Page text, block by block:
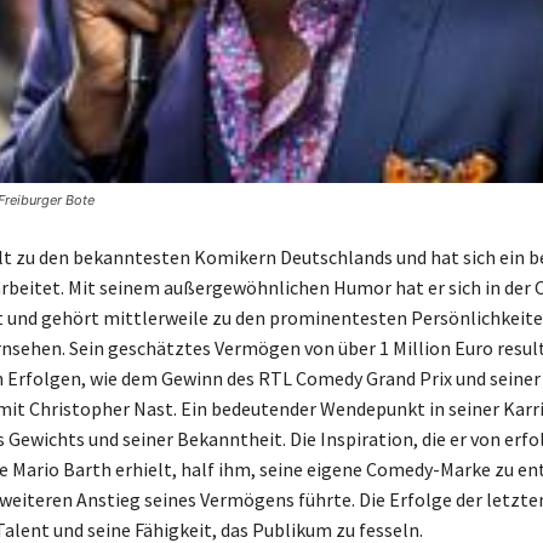
Bote
zu den bekanntesten Komikern Deutschlands und hat sich ein
Mit seinem außergewöhnlichen Humor hat er sich in der
gehört mittlerweile zu den prominentesten
Sein geschätztes Vermögen von über 1 Million Euro
wie dem Gewinn des RTL Comedy Grand Prix und seiner
Christopher Nast. Ein bedeutender Wendepunkt in seiner
Gewichts und seiner Bekanntheit. Die Inspiration, die er von
Mario Barth erhielt, half ihm, seine eigene Comedy-Marke zu
Anstieg seines Vermögens führte. Die Erfolge der
und seine Fähigkeit, das Publikum zu fesseln.